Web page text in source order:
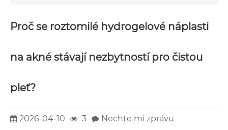
Proč se roztomilé hydrogelové náplasti
na akné stávají nezbytností pro čistou
pleť?
2026-04-10 3
Nechte mi zprávu